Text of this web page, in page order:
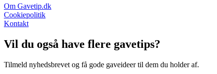
Om Gavetip.dk
Cookiepolitik
Kontakt
Vil du også have flere gavetips?
Tilmeld nyhedsbrevet og få gode gaveideer til dem du holder af.